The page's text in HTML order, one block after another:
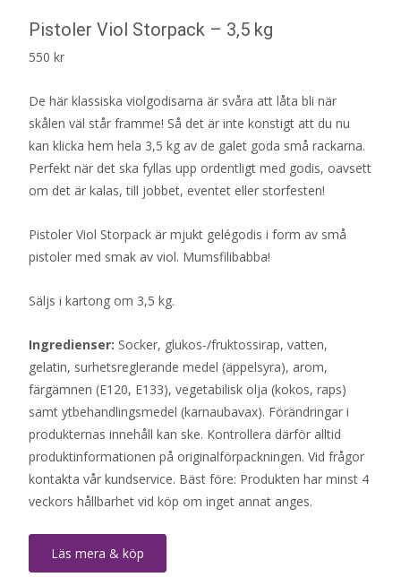
Pistoler Viol Storpack – 3,5 kg
550 kr
De här klassiska violgodisarna är svåra att låta bli när
skålen väl står framme! Så det är inte konstigt att du nu
kan klicka hem hela 3,5 kg av de galet goda små rackarna.
Perfekt när det ska fyllas upp ordentligt med godis, oavsett
om det är kalas, till jobbet, eventet eller storfesten!
Pistoler Viol Storpack är mjukt gelégodis i form av små
pistoler med smak av viol. Mumsfilibabba!
Säljs i kartong om 3,5 kg.
Ingredienser: Socker, glukos-/fruktossirap, vatten,
gelatin, surhetsreglerande medel (äppelsyra), arom,
färgämnen (E120, E133), vegetabilisk olja (kokos, raps)
samt ytbehandlingsmedel (karnaubavax). Förändringar i
produkternas innehåll kan ske. Kontrollera därför alltid
produktinformationen på originalförpackningen. Vid frågor
kontakta vår kundservice. Bäst före: Produkten har minst 4
veckors hållbarhet vid köp om inget annat anges.
Läs mera & köp